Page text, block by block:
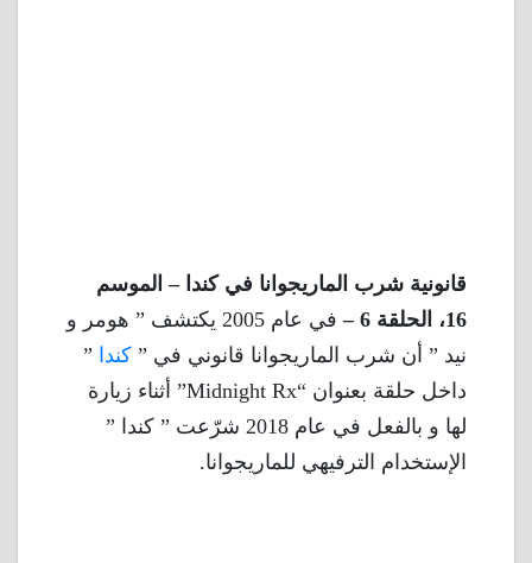
قانونية شرب الماريجوانا في كندا – الموسم
16، الحلقة 6 –
في عام 2005 يكتشف ” هومر و
نيد ” أن شرب الماريجوانا قانوني في ” كندا ”
داخل حلقة بعنوان “Midnight Rx” أثناء زيارة
لها و بالفعل في عام 2018 شرّعت ” كندا ”
الإستخدام الترفيهي للماريجوانا.